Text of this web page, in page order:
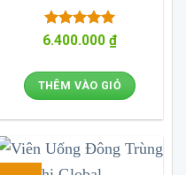
Được xếp
6.400.000 ₫
THÊM VÀO GIỎ